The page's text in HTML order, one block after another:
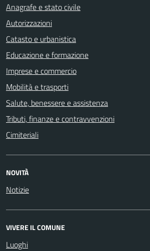
Anagrafe e stato civile
Autorizzazioni
Catasto e urbanistica
Educazione e formazione
Imprese e commercio
Mobilità e trasporti
Salute, benessere e assistenza
Tributi, finanze e contravvenzioni
Cimiteriali
NOVITÀ
Notizie
VIVERE IL COMUNE
Luoghi